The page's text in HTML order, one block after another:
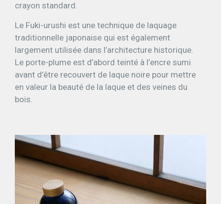
crayon standard.
Le Fuki-urushi est une technique de laquage
traditionnelle japonaise qui est également
largement utilisée dans l’architecture historique.
Le porte-plume est d’abord teinté à l’encre sumi
avant d’être recouvert de laque noire pour mettre
en valeur la beauté de la laque et des veines du
bois.